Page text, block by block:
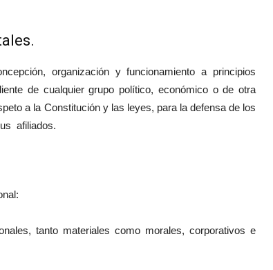
organización y funcionamiento a principios
de cualquier grupo político, económico o de otra
a la Constitución y las leyes, para la defensa de los
afiliados.
tanto materiales como morales, corporativos e